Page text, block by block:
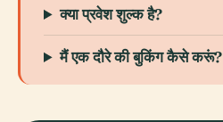
क्या प्रवेश शुल्क है?
मैं एक दौरे की बुकिंग कैसे करूं?